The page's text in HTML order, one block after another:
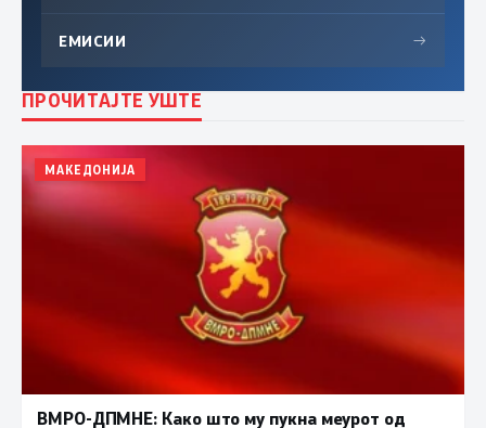
ЕМИСИИ →
ПРОЧИТАЈТЕ УШТЕ
МАКЕДОНИЈА
ВМРО-ДПМНЕ: Како што му пукна меурот од